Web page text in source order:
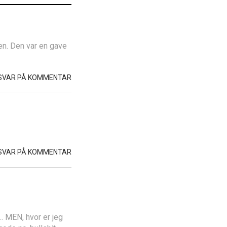
Den var en gave
PÅ KOMMENTAR
PÅ KOMMENTAR
hvor er jeg